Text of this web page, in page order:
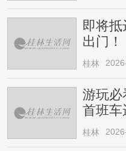
即将
出门！
桂林
游玩必
首班车
桂林